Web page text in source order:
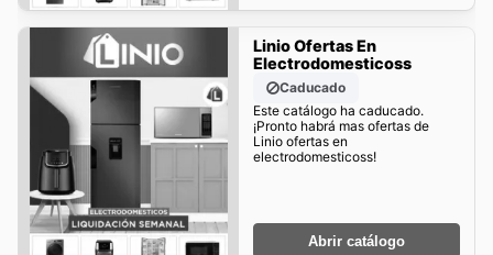
Linio Ofertas En
Electrodomesticoss
Caducado
Este catálogo ha caducado.
¡Pronto habrá mas ofertas de
Linio ofertas en
electrodomesticoss!
Abrir catálogo